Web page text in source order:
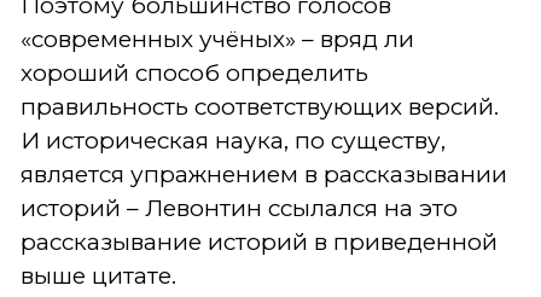
«современных учёных» – вряд ли
хороший способ определить
правильность соответствующих версий.
И историческая наука, по существу,
является упражнением в рассказывании
историй – Левонтин ссылался на это
рассказывание историй в приведенной
выше цитате.